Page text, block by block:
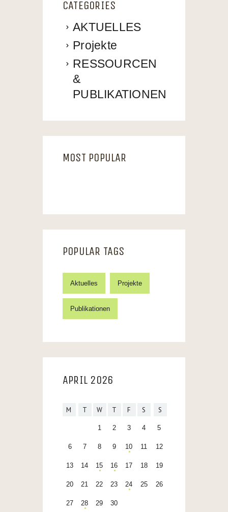
CATEGORIES
AKTUELLES
Projekte
RESSOURCEN
&
PUBLIKATIONEN
MOST POPULAR
POPULAR TAGS
Aktuelles Projekte
Publikationen
APRIL 2026
M T W T F S S
1 2 3 4 5
6 7 8 9 10 11 12
13 14 15 16 17 18 19
20 21 22 23 24 25 26
27 28 29 30